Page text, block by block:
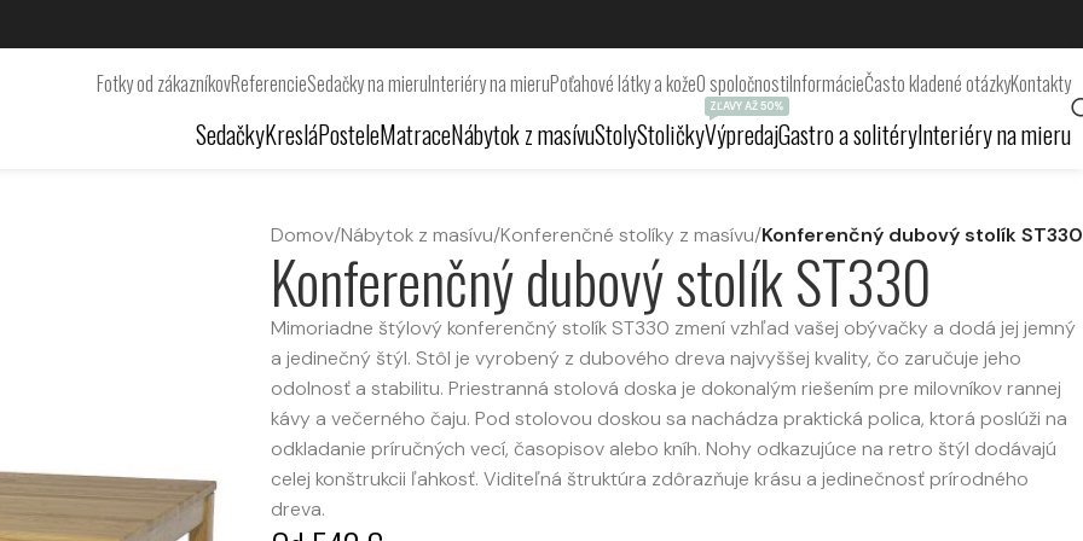
Fotky od zákazníkovReferencieSedačky na mieruInteriéry na mieruPoťahové látky a kožeO spoločnostiInformácieČasto kladené otázkyKontakty
SedačkyKresláPosteleMatraceNábytok z masívuStolyStoličkyVýpredaj
ZĽAVY AŽ 50%
Gastro a solitéryInteriéry na mieru
Domov/Nábytok z masívu/Konferenčné stolíky z masívu/Konferenčný dubový stolík ST330
Konferenčný dubový stolík ST330
Mimoriadne štýlový konferenčný stolík ST330 zmení vzhľad vašej obývačky a dodá jej jemný
a jedinečný štýl. Stôl je vyrobený z dubového dreva najvyššej kvality, čo zaručuje jeho
odolnosť a stabilitu. Priestranná stolová doska je dokonalým riešením pre milovníkov rannej
kávy a večerného čaju. Pod stolovou doskou sa nachádza praktická polica, ktorá poslúži na
odkladanie príručných vecí, časopisov alebo kníh. Nohy odkazujúce na retro štýl dodávajú
celej konštrukcii ľahkosť. Viditeľná štruktúra zdôrazňuje krásu a jedinečnosť prírodného
dreva.